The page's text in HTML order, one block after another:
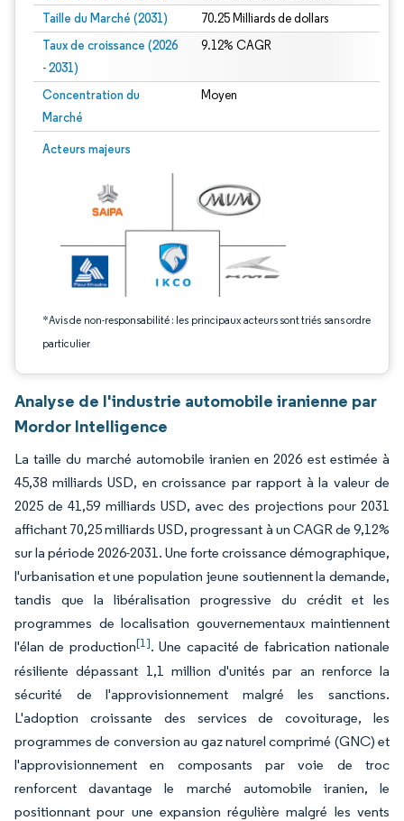
Taille du Marché (2031) 70.25 Milliards de dollars
Taux de croissance (2026
- 2031)
9.12% CAGR
Concentration du
Marché
Moyen
Acteurs majeurs
*Avis de non-responsabilité : les principaux acteurs sont triés sans ordre
particulier
Image © Mordor Intelligence. La réutilisation nécessite une attribution sous CC
Analyse de l'industrie automobile iranienne par
Mordor Intelligence
La taille du marché automobile iranien en 2026 est estimée à
45,38 milliards USD, en croissance par rapport à la valeur de
2025 de 41,59 milliards USD, avec des projections pour 2031
affichant 70,25 milliards USD, progressant à un CAGR de 9,12%
sur la période 2026-2031. Une forte croissance démographique,
l'urbanisation et une population jeune soutiennent la demande,
tandis que la libéralisation progressive du crédit et les
programmes de localisation gouvernementaux maintiennent
l'élan de production[1]. Une capacité de fabrication nationale
résiliente dépassant 1,1 million d'unités par an renforce la
sécurité de l'approvisionnement malgré les sanctions.
L'adoption croissante des services de covoiturage, les
programmes de conversion au gaz naturel comprimé (GNC) et
l'approvisionnement en composants par voie de troc
renforcent davantage le marché automobile iranien, le
positionnant pour une expansion régulière malgré les vents